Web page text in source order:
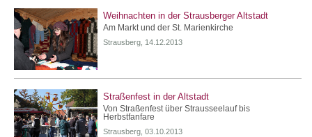
Weihnachten in der Strausberger Altstadt
Am Markt und der St. Marienkirche
Strausberg, 14.12.2013
Straßenfest in der Altstadt
Von Straßenfest über Strausseelauf bis
Herbstfanfare
Strausberg, 03.10.2013